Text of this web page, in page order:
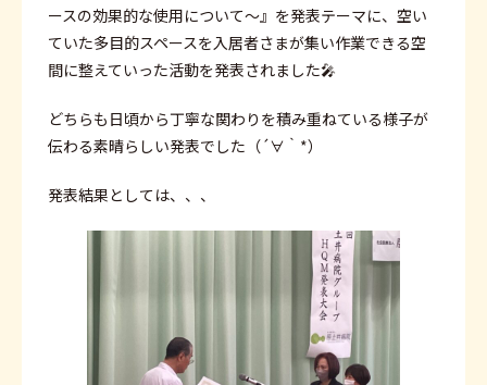
ースの効果的な使用について～』を発表テーマに、空い
ていた多目的スペースを入居者さまが集い作業できる空
間に整えていった活動を発表されました🎤
どちらも日頃から丁寧な関わりを積み重ねている様子が
伝わる素晴らしい発表でした（´∀｀*）
発表結果としては、、、